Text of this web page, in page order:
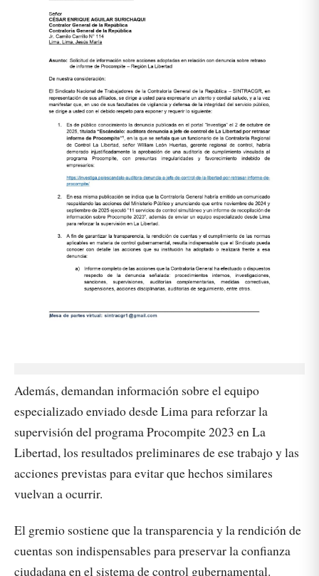
Además, demandan información sobre el equipo
especializado enviado desde Lima para reforzar la
supervisión del programa Procompite 2023 en La
Libertad, los resultados preliminares de ese trabajo y las
acciones previstas para evitar que hechos similares
vuelvan a ocurrir.
El gremio sostiene que la transparencia y la rendición de
cuentas son indispensables para preservar la confianza
ciudadana en el sistema de control gubernamental.